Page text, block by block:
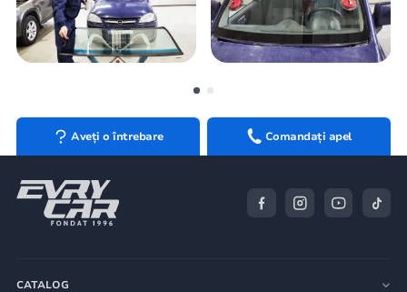
Aveți o întrebare Comandați apel
CATALOG